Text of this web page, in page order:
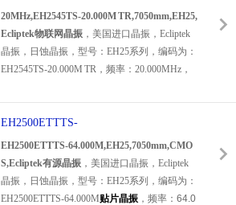
力强,可带载多路芯片同步计时.原厂进口物料
批次一致性高,耐湿热防尘,大幅降低工业设备
售后通信故障,是长线工业设备优选时钟器件.
TR,7050mm,EH25,Ecliptek物联网晶振
20MHz,EH2545TS-20.000M TR,7050mm,EH25,
Ecliptek物联网晶振 ，美国进口晶振，Ecliptek
晶振，日蚀晶振，型号：EH25系列，编码为：
EH2545TS-20.000M TR，频率：20.000MHz，
稳定性：±50ppm，CMOS输出晶振，小体积晶
振尺寸：7.0x5.0x1.6mm表面封装，四脚贴片
晶振，石英晶体时钟振荡器，XO有源晶振，S
MD石英晶体，石英晶体振荡器，石英晶振
。
具有超小型，轻薄型，高品质，高可靠性，耐
热及耐环境等特点。应用于：通讯设备晶振，
EH2500ETTTS-
64.000M,EH25,7050mm,CMOS,Ecliptek
有源晶振
EH2500ETTTS-64.000M,EH25,7050mm,CMO
S,Ecliptek有源晶振 ，美国进口晶振，Ecliptek
晶振，日蚀晶振，型号：EH25系列，编码为：
EH2500ETTTS-64.000M贴片晶振 ，频率：64.0